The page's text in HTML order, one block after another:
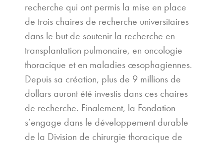
recherche qui ont permis la mise en place
de trois chaires de recherche universitaires
dans le but de soutenir la recherche en
transplantation pulmonaire, en oncologie
thoracique et en maladies œsophagiennes.
Depuis sa création, plus de 9 millions de
dollars auront été investis dans ces chaires
de recherche. Finalement, la Fondation
s’engage dans le développement durable
de la Division de chirurgie thoracique de